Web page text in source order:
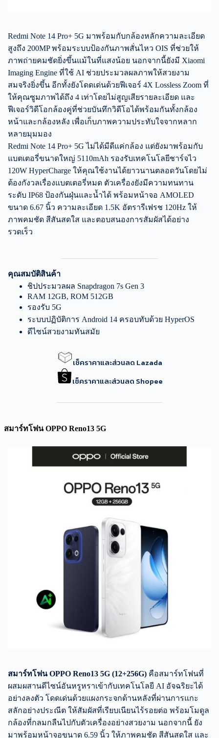
Redmi Note 14 Pro+ 5G มาพร้อมกับกล้องหลักความละเอียด
สูงถึง 200MP พร้อมระบบป้องกันภาพสั่นไหว OIS ที่ช่วยให้
ภาพถ่ายคมชัดยิ่งขึ้นแม้ในที่แสงน้อย นอกจากนี้ยังมี Xiaomi
Imaging Engine ที่ใช้ AI ช่วยประมวลผลภาพให้สวยงาม
สมจริงยิ่งขึ้น อีกทั้งยังโดดเด่นด้วยฟีเจอร์ 4X Lossless Zoom ที่
ให้คุณซูมภาพได้ถึง 4 เท่าโดยไม่สูญเสียรายละเอียด และ
ฟีเจอร์วิดีโอกล้องคู่ที่ช่วยบันทึกวิดีโอได้พร้อมกันทั้งกล้อง
หน้าและกล้องหลัง เพื่อเก็บภาพความประทับใจจากหลาก
หลายมุมมอง
Redmi Note 14 Pro+ 5G ไม่ได้มีดีแค่กล้อง แต่ยังมาพร้อมกับ
แบตเตอรี่ขนาดใหญ่ 5110mAh รองรับเทคโนโลยีชาร์จไว
120W HyperCharge ให้คุณใช้งานได้ยาวนานตลอดวันโดยไม่
ต้องกังวลเรื่องแบตเตอรี่หมด ตัวเครื่องยังมีความทนทาน
ระดับ IP68 ป้องกันฝุ่นและน้ำได้ พร้อมหน้าจอ AMOLED
ขนาด 6.67 นิ้ว ความละเอียด 1.5K อัตรารีเฟรช 120Hz ให้
ภาพคมชัด สีสันสดใส และตอบสนองการสัมผัสได้อย่าง
รวดเร็ว
คุณสมบัติสินค้า
ชิปประมวลผล Snapdragon 7s Gen 3
RAM 12GB, ROM 512GB
รองรับ 5G
ระบบปฏิบัติการ Android 14 ครอบทับด้วย HyperOS
ดีไซน์สวยงามทันสมัย
เช็คราคาและส่วนลด Lazada
เช็คราคาและส่วนลด Shopee
สมาร์ทโฟน OPPO Reno13 5G
สมาร์ทโฟน OPPO Reno13 5G (12+256G) คือสมาร์ทโฟนที่
ผสมผสานดีไซน์อันหรูหราเข้ากับเทคโนโลยี AI อัจฉริยะได้
อย่างลงตัว โดดเด่นด้วยแผงกระจกด้านหลังที่ผ่านการแกะ
สลักอย่างประณีต ให้สัมผัสที่เรียบเนียนไร้รอยต่อ พร้อมโมดูล
กล้องที่กลมกลืนไปกับตัวเครื่องอย่างสวยงาม นอกจากนี้ ยัง
มาพร้อมหน้าจอขนาด 6.59 นิ้ว ให้ภาพคมชัด สีสันสดใส และ